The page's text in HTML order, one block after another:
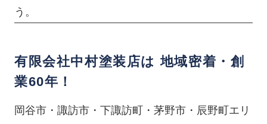
う。
有限会社中村塗装店は 地域密着・創
業60年！
岡谷市・諏訪市・下諏訪町・茅野市・辰野町エリ